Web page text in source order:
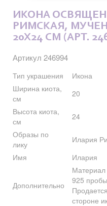
ИКОНА
РИМСКАЯ,
20X24 СМ (АРТ.
Артикул 246994
Тип украшения
Икона
Ширина киота,
см
20
Высота киота,
см
24
Образы по
лику
Илария
Имя
Илария
Дополнительно
Материал
925
стороне